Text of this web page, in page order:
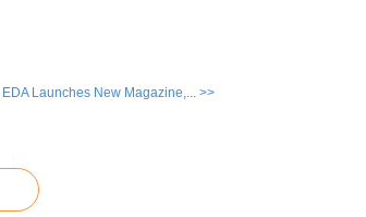
EDA Launches New Magazine,... >>